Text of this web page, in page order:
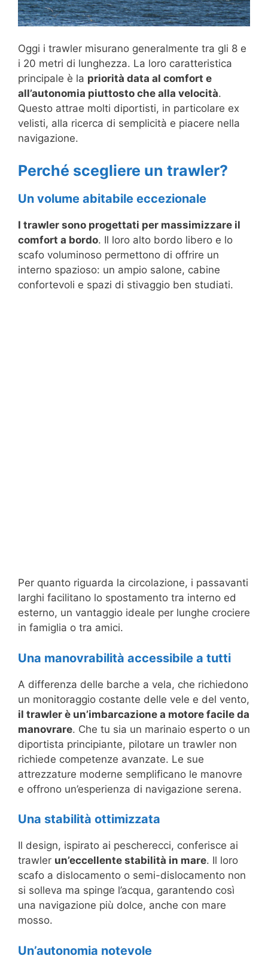
Oggi i trawler misurano generalmente tra gli 8 e
i 20 metri di lunghezza. La loro caratteristica
principale è la priorità data al comfort e
all’autonomia piuttosto che alla velocità.
Questo attrae molti diportisti, in particolare ex
velisti, alla ricerca di semplicità e piacere nella
navigazione.
Perché scegliere un trawler?
Un volume abitabile eccezionale
I trawler sono progettati per massimizzare il
comfort a bordo. Il loro alto bordo libero e lo
scafo voluminoso permettono di offrire un
interno spazioso: un ampio salone, cabine
confortevoli e spazi di stivaggio ben studiati.
Per quanto riguarda la circolazione, i passavanti
larghi facilitano lo spostamento tra interno ed
esterno, un vantaggio ideale per lunghe crociere
in famiglia o tra amici.
Una manovrabilità accessibile a tutti
A differenza delle barche a vela, che richiedono
un monitoraggio costante delle vele e del vento,
il trawler è un’imbarcazione a motore facile da
manovrare. Che tu sia un marinaio esperto o un
diportista principiante, pilotare un trawler non
richiede competenze avanzate. Le sue
attrezzature moderne semplificano le manovre
e offrono un’esperienza di navigazione serena.
Una stabilità ottimizzata
Il design, ispirato ai pescherecci, conferisce ai
trawler un’eccellente stabilità in mare. Il loro
scafo a dislocamento o semi-dislocamento non
si solleva ma spinge l’acqua, garantendo così
una navigazione più dolce, anche con mare
mosso.
Un’autonomia notevole